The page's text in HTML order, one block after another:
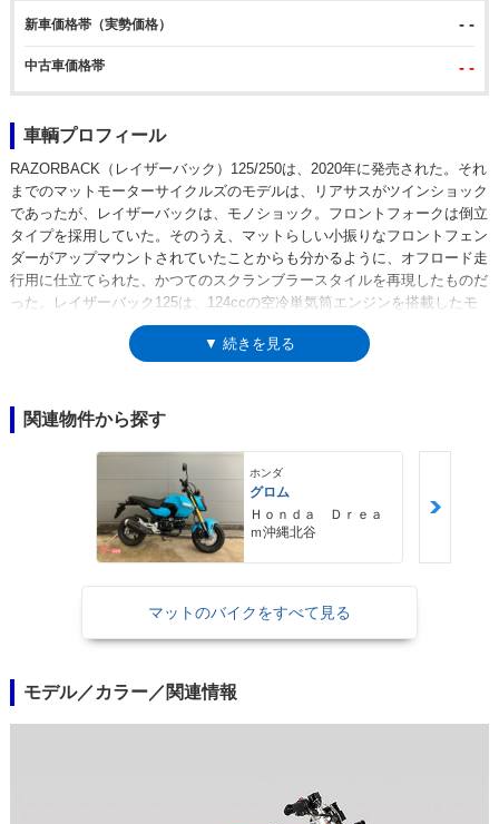
新車価格帯（実勢価格） - -
中古車価格帯 - -
車輌プロフィール
RAZORBACK（レイザーバック）125/250は、2020年に発売された。それ
までのマットモーターサイクルズのモデルは、リアサスがツインショック
であったが、レイザーバックは、モノショック。フロントフォークは倒立
タイプを採用していた。そのうえ、マットらしい小振りなフロントフェン
ダーがアップマウントされていたことからも分かるように、オフロード走
行用に仕立てられた、かつてのスクランブラースタイルを再現したものだ
った。レイザーバック125は、124ccの空冷単気筒エンジンを搭載したモ
デル。5速ミッション、前後ディスクブレーキ（前後連動式）を装備して
いた。なお、モデル名のRAZORBACKは、アメリカ英語では野生の豚、
▼ 続きを見る
関連物件から探す
ホンダ
グロム
Ｈｏｎｄａ Ｄｒｅａ
ｍ沖縄北谷
マットのバイクをすべて見る
モデル／カラー／関連情報